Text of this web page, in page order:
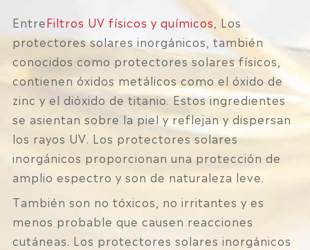
EntreFiltros UV físicos y químicos , Los
protectores solares inorgánicos, también
conocidos como protectores solares físicos,
contienen óxidos metálicos como el óxido de
zinc y el dióxido de titanio. Estos ingredientes
se asientan sobre la piel y reflejan y dispersan
los rayos UV. Los protectores solares
inorgánicos proporcionan una protección de
amplio espectro y son de naturaleza leve.
También son no tóxicos, no irritantes y es
menos probable que causen reacciones
cutáneas. Los protectores solares inorgánicos